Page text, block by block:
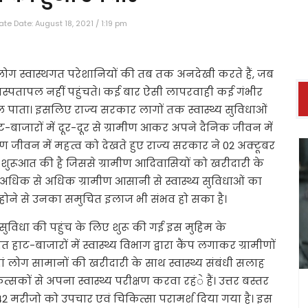
Date: August 18, 2021 / 1:19 pm
स्वास्थगत परेशानियों की तब तक अनदेखी करते हैं, जब
नहीं पहुंचते। कई बार ऐसी लापरवाही कई गंभीर
पाता। इसलिए राज्य सरकार लागों तक स्वास्थ्य सुविधाओं
बाजारों में दूर-दूर से ग्रामीण आकर अपने दैनिक जीवन में
जीवन में महत्व को देखते हुए राज्य सरकार ने 02 अक्टूबर
की है जिससे ग्रामीण आदिवासियों को खरीदारी के
से अधिक ग्रामीण आसानी से स्वास्थ्य सुविधाओं का
से उनका समुचित इलाज भी संभव हो सका है।
सुविधा की पहुंच के लिए शुरू की गई इस मुहिम के
बाजारों में स्वास्थ्य विभाग द्वारा कैंप लगाकर ग्रामीणों
लोग सामानों की खरीदारी के साथ स्वास्थ्य संबंधी सलाह
से अपना स्वास्थ्य परीक्षण करवा रहंे हैं। उत्तर बस्तर
को उपचार एवं चिकित्सा परामर्श दिया गया है। इस